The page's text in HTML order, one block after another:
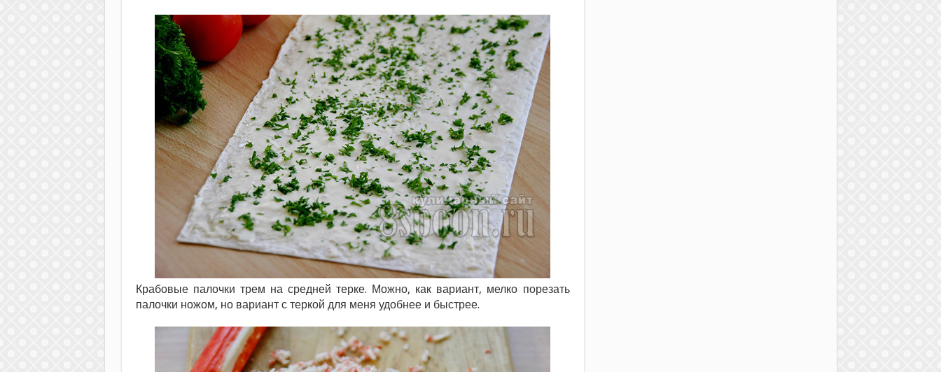
Крабовые палочки трем на средней терке. Можно, как вариант, мелко порезать
палочки ножом, но вариант с теркой для меня удобнее и быстрее.